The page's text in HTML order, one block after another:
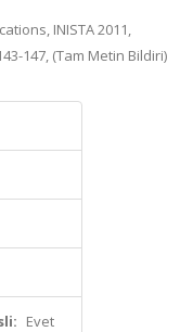
INISTA 2011,
147, (Tam Metin Bildiri)
Evet